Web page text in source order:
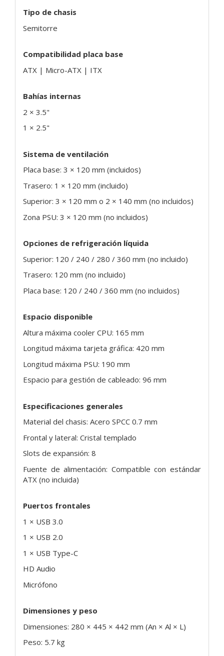
Tipo de chasis
Semitorre
Compatibilidad placa base
ATX | Micro-ATX | ITX
Bahías internas
2 × 3.5"
1 × 2.5"
Sistema de ventilación
Placa base: 3 × 120 mm (incluidos)
Trasero: 1 × 120 mm (incluido)
Superior: 3 × 120 mm o 2 × 140 mm (no incluidos)
Zona PSU: 3 × 120 mm (no incluidos)
Opciones de refrigeración líquida
Superior: 120 / 240 / 280 / 360 mm (no incluido)
Trasero: 120 mm (no incluido)
Placa base: 120 / 240 / 360 mm (no incluidos)
Espacio disponible
Altura máxima cooler CPU: 165 mm
Longitud máxima tarjeta gráfica: 420 mm
Longitud máxima PSU: 190 mm
Espacio para gestión de cableado: 96 mm
Especificaciones generales
Material del chasis: Acero SPCC 0.7 mm
Frontal y lateral: Cristal templado
Slots de expansión: 8
Fuente de alimentación: Compatible con estándar
ATX (no incluida)
Puertos frontales
1 × USB 3.0
1 × USB 2.0
1 × USB Type-C
HD Audio
Micrófono
Dimensiones y peso
Dimensiones: 280 × 445 × 442 mm (An × Al × L)
Peso: 5.7 kg